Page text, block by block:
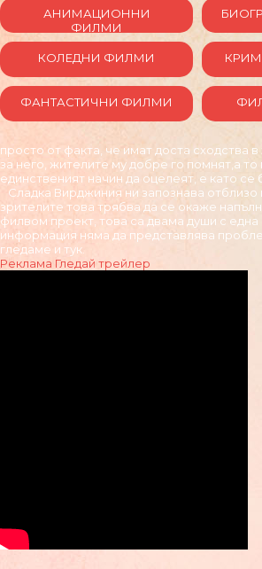
АНИМАЦИОННИ
ФИЛМИ
КОЛЕДНИ ФИЛМИ
ФАНТАСТИЧНИ ФИЛМИ
просто от факта, че имат доста сходства
за него, жителите му добре го помнят,а
единственият начин да оцелеят, е като се
Сладка Вирджиния ни запознава
зрителите това трябва да се окаже
филвом проект, това са двама души с
информация няма да представлява
гледаме и тук.
Реклама Гледай трейлер